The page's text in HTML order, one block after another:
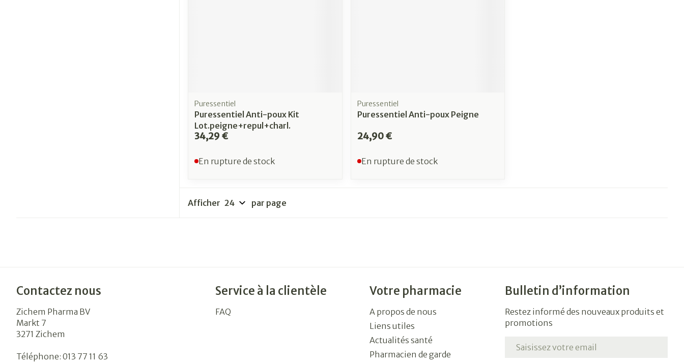
Puressentiel
Puressentiel Anti-poux Kit
Lot.peigne+repul+charl.
34,29 €
En rupture de stock
Puressentiel
Puressentiel Anti-poux Peigne
24,90 €
En rupture de stock
Afficher par page
Contactez nous
Zichem Pharma BV
Markt 7
3271 Zichem
Téléphone: 013 77 11 63
Service à la clientèle
FAQ
Votre pharmacie
A propos de nous
Liens utiles
Actualités santé
Pharmacien de garde
Bulletin d’information
Restez informé des nouveaux produits et
promotions